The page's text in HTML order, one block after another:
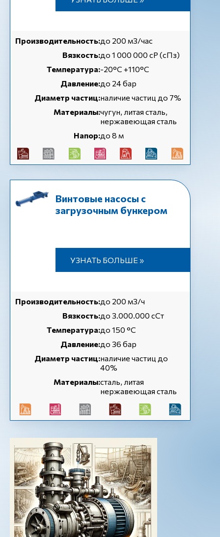
Производительность:до 200 м3/час
Вязкость:до 1 000 000 cP (сПз)
Температура:-20°C +110°C
Давление:до 24 бар
Диаметр частиц:наличие частиц до 7%
Материалы:чугун, литая сталь,
нержавеющая сталь
Напор:до 8 м
Винтовые насосы с
загрузочным бункером
УЗНАТЬ БОЛЬШЕ »
Производительность:до 200 м3/ч
Вязкость:до 3.000.000 сСт
Температура:до 150 °C
Давление:до 36 бар
Диаметр частиц:наличие частиц до
40%
Материалы:сталь, литая
нержавеющая сталь